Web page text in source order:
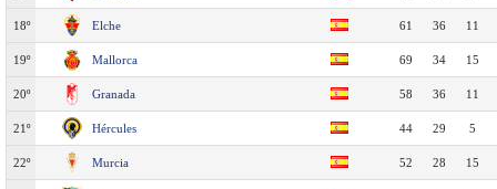
18º Elche 61 36 11
19º Mallorca 69 34 15
20º Granada 58 36 11
21º Hércules 44 29 5
22º Murcia 52 28 15